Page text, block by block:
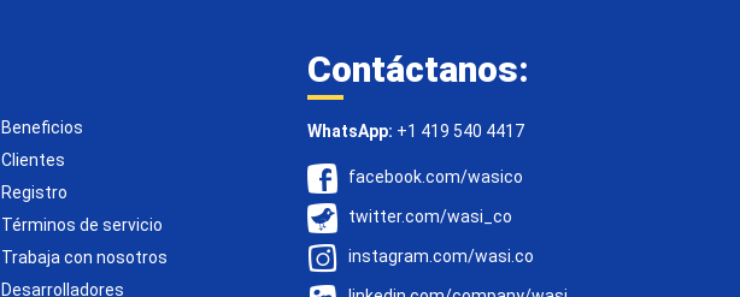
Beneficios
Clientes
Registro
Términos de servicio
Trabaja con nosotros
Desarrolladores
Contáctanos:
WhatsApp: +1 419 540 4417
facebook.com/wasico
twitter.com/wasi_co
instagram.com/wasi.co